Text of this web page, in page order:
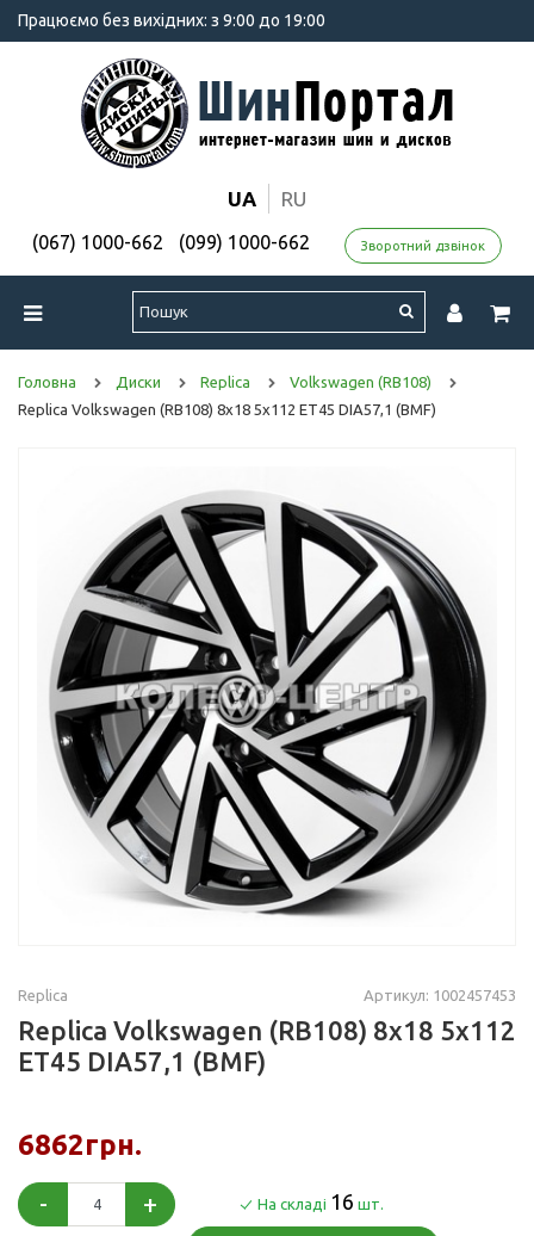
Працюємо без вихідних: з 9:00 до 19:00
UA RU
(067) 1000-662 (099) 1000-662 Зворотний дзвінок
Головна Диски Replica
Volkswagen (RB108)
Replica Volkswagen (RB108) 8x18 5x112 ET45 DIA57,1 (BMF)
Replica Артикул: 1002457453
Replica Volkswagen (RB108) 8x18 5x112
ET45 DIA57,1 (BMF)
6862грн.
- + На складі 16 шт.